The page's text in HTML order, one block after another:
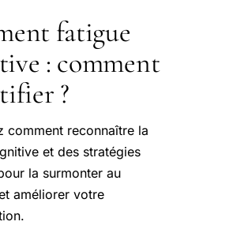
fatigue
: comment
?
comment reconnaître la
et des stratégies
la surmonter au
améliorer votre